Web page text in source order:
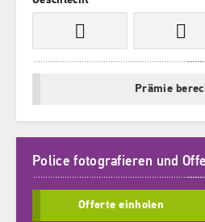
Prämie
Police fotografieren und
Offerte einholen